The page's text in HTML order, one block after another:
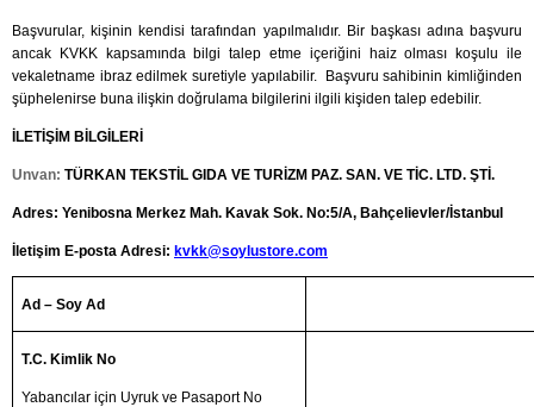
Başvurular, kişinin kendisi tarafından yapılmalıdır. Bir başkası adına başvuru
ancak KVKK kapsamında bilgi talep etme içeriğini haiz olması koşulu ile
vekaletname ibraz edilmek suretiyle yapılabilir. Başvuru sahibinin kimliğinden
şüphelenirse buna ilişkin doğrulama bilgilerini ilgili kişiden talep edebilir.
İLETİŞİM BİLGİLERİ
Unvan: TÜRKAN TEKSTİL GIDA VE TURİZM PAZ. SAN. VE TİC. LTD. ŞTİ.
Adres: Yenibosna Merkez Mah. Kavak Sok. No:5/A, Bahçelievler/İstanbul
İletişim E-posta Adresi: kvkk@soylustore.com
Ad – Soy Ad
T.C. Kimlik No
Yabancılar için Uyruk ve Pasaport No